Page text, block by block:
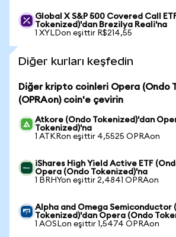
Global X S&P 500 Covered Call
Tokenized)'dan Brezilya Reali'na
1 XYLDon eşittir R$214,55
Diğer kurları keşfedin
Diğer kripto coinleri Opera (Ondo
(OPRAon) coin'e çevirin
Atkore (Ondo Tokenized)'dan
Tokenized)'na
1 ATKRon eşittir 4,5525 OPRAon
iShares High Yield Active ETF
Opera (Ondo Tokenized)'na
1 BRHYon eşittir 2,4841 OPRAon
Alpha and Omega Semiconductor
Tokenized)'dan Opera (Ondo
1 AOSLon eşittir 1,5474 OPRAon